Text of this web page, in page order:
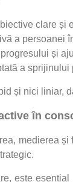
clare și
a persoanei
și
a
și nici liniar,
în
medierea
este